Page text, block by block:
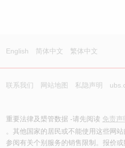
English 简体中文 繁体中文
联系我们 网站地图 私隐声明
重要法律及槼管数据 -请先阅读 免责声
。其他国家的居民或不能使用这些网
参阅有关个别服务的销售限制。报价